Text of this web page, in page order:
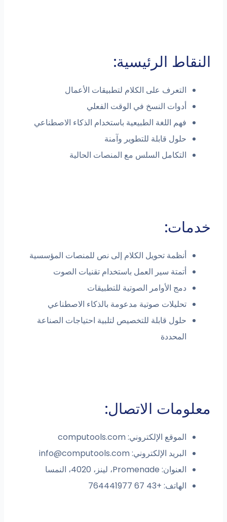
النقاط الرئيسية:
التعرف على الكلام لتطبيقات الأعمال
أدوات النسخ في الوقت الفعلي
فهم اللغة الطبيعية باستخدام الذكاء الاصطناعي
حلول قابلة للتطوير وآمنة
التكامل السلس مع المنصات الحالية
خدمات:
أنظمة تحويل الكلام إلى نص للمنصات المؤسسية
أتمتة سير العمل باستخدام تقنيات الصوت
دمج الأوامر الصوتية للتطبيقات
تحليلات صوتية مدعومة بالذكاء الاصطناعي
حلول قابلة للتخصيص لتلبية احتياجات الصناعة
المحددة
معلومات الاتصال:
الموقع الإلكتروني: computools.com
البريد الإلكتروني:info@computools.com
العنوان: Promenade، لينز، 4020، النمسا
الهاتف: +43 67 764441977